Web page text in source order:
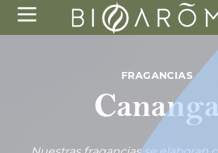
FRAGANCIAS